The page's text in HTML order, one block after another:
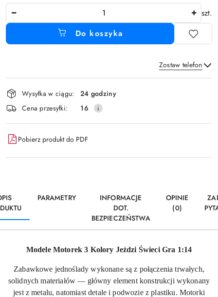
szt.
Do koszyka
Zostaw telefon
Wyślij
Dostępność
i
dostawa
Wysyłka w ciągu:
24 godziny
Cena przesyłki:
16
Pobierz produkt do PDF
PARAMETRY
INFORMACJE
DOT.
BEZPIECZEŃSTWA
OPINIE
(0)
Modele Motorek 3 Kolory Jeździ Świeci Gra 1:14
Zabawkowe jednoślady wykonane są z połączenia trwałych,
solidnych materiałów — główny element konstrukcji wykonany
jest z metalu, natomiast detale i podwozie z plastiku. Motorki